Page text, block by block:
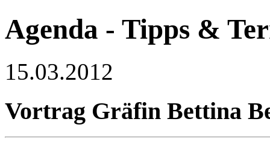
Agenda - Tipps &
15.03.2012
Vortrag Gräfin Bettina